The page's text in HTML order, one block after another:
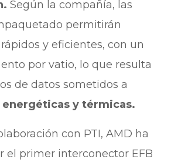
Según la compañía, las
permitirán
y eficientes, con un
por vatio, lo que resulta
de datos sometidos a
y térmicas.
con PTI, AMD ha
el primer interconector EFB